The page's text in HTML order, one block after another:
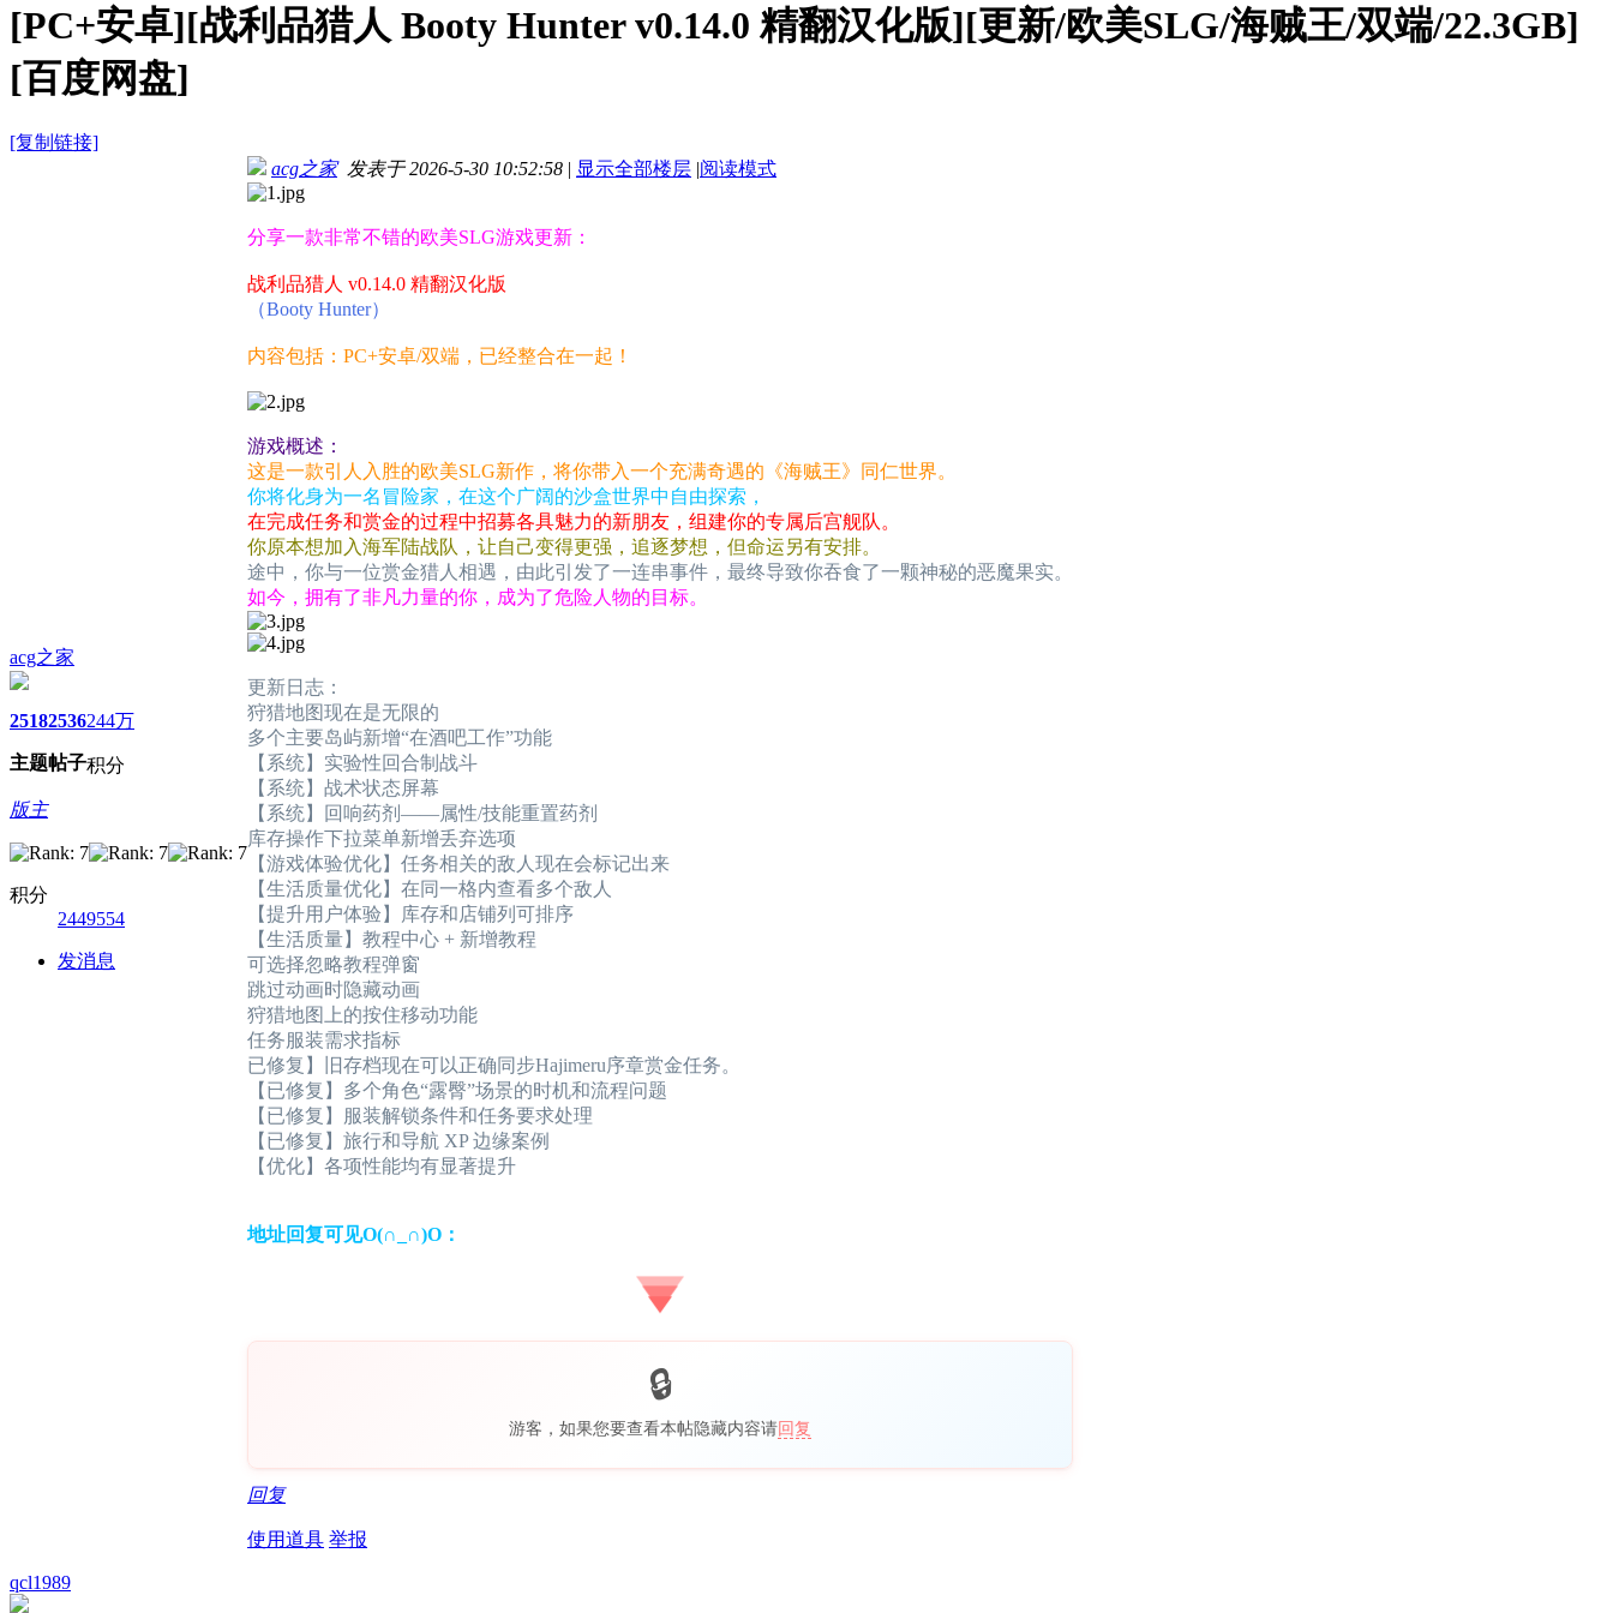
[PC+安卓][战利品猎人 Booty Hunter v0.14.0 精翻汉化版][更新/欧美SLG/海贼王/双端/22.3GB]
[百度网盘]
[复制链接]
acg之家
2518
主题
2536
帖子
244万
积分
版主
积分
2449554
发消息
acg之家发表于 2026-5-30 10:52:58 | 显示全部楼层 |阅读模式
分享一款非常不错的欧美SLG游戏更新：
战利品猎人 v0.14.0 精翻汉化版
（Booty Hunter）
内容包括：PC+安卓/双端，已经整合在一起！
游戏概述：
这是一款引人入胜的欧美SLG新作，将你带入一个充满奇遇的《海贼王》同仁世界。
你将化身为一名冒险家，在这个广阔的沙盒世界中自由探索，
在完成任务和赏金的过程中招募各具魅力的新朋友，组建你的专属后宫舰队。
你原本想加入海军陆战队，让自己变得更强，追逐梦想，但命运另有安排。
途中，你与一位赏金猎人相遇，由此引发了一连串事件，最终导致你吞食了一颗神秘的恶魔果实。
如今，拥有了非凡力量的你，成为了危险人物的目标。
更新日志：
狩猎地图现在是无限的
多个主要岛屿新增“在酒吧工作”功能
【系统】实验性回合制战斗
【系统】战术状态屏幕
【系统】回响药剂——属性/技能重置药剂
库存操作下拉菜单新增丢弃选项
【游戏体验优化】任务相关的敌人现在会标记出来
【生活质量优化】在同一格内查看多个敌人
【提升用户体验】库存和店铺列可排序
【生活质量】教程中心 + 新增教程
可选择忽略教程弹窗
跳过动画时隐藏动画
狩猎地图上的按住移动功能
任务服装需求指标
已修复】旧存档现在可以正确同步Hajimeru序章赏金任务。
【已修复】多个角色“露臀”场景的时机和流程问题
【已修复】服装解锁条件和任务要求处理
【已修复】旅行和导航 XP 边缘案例
【优化】各项性能均有显著提升
地址回复可见O(∩_∩)O：
游客，如果您要查看本帖隐藏内容请回复
回复
使用道具 举报
qcl1989